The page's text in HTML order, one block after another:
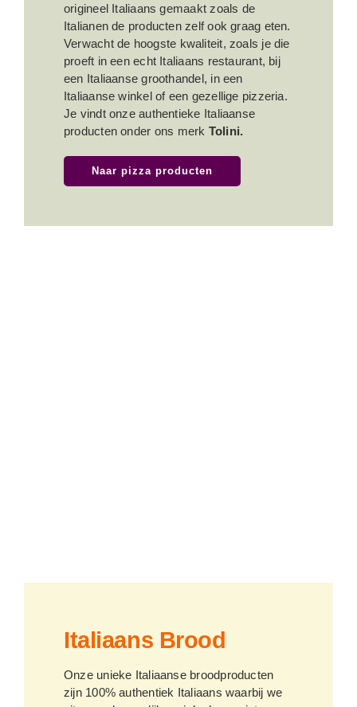
origineel Italiaans gemaakt zoals de
Italianen de producten zelf ook graag eten.
Verwacht de hoogste kwaliteit, zoals je die
proeft in een echt Italiaans restaurant, bij
een Italiaanse groothandel, in een
Italiaanse winkel of een gezellige pizzeria.
Je vindt onze authentieke Italiaanse
producten onder ons merk Tolini.
Naar pizza producten
Italiaans Brood
Onze unieke Italiaanse broodproducten
zijn 100% authentiek Italiaans waarbij we